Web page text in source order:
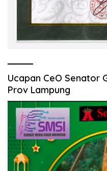
Ucapan CeO Senator
Prov Lampung